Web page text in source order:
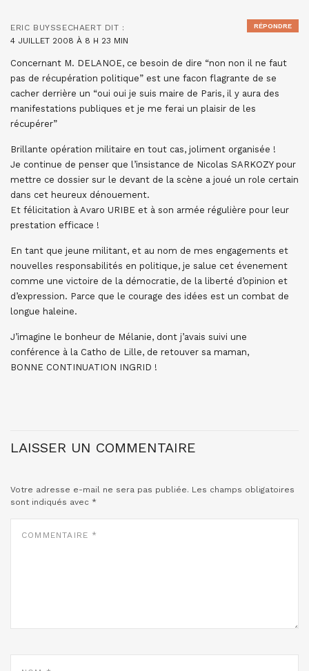
ERIC BUYSSECHAERT DIT :
4 JUILLET 2008 À 8 H 23 MIN
Concernant M. DELANOE, ce besoin de dire “non non il ne faut
pas de récupération politique” est une facon flagrante de se
cacher derrière un “oui oui je suis maire de Paris, il y aura des
manifestations publiques et je me ferai un plaisir de les
récupérer”
Brillante opération militaire en tout cas, joliment organisée !
Je continue de penser que l’insistance de Nicolas SARKOZY pour
mettre ce dossier sur le devant de la scène a joué un role certain
dans cet heureux dénouement.
Et félicitation à Avaro URIBE et à son armée régulière pour leur
prestation efficace !
En tant que jeune militant, et au nom de mes engagements et
nouvelles responsabilités en politique, je salue cet évenement
comme une victoire de la démocratie, de la liberté d’opinion et
d’expression. Parce que le courage des idées est un combat de
longue haleine.
J’imagine le bonheur de Mélanie, dont j’avais suivi une
conférence à la Catho de Lille, de retouver sa maman,
BONNE CONTINUATION INGRID !
RÉPONDRE
LAISSER UN COMMENTAIRE
Votre adresse e-mail ne sera pas publiée. Les champs obligatoires
sont indiqués avec *